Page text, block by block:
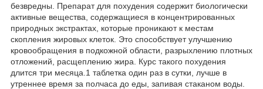
безвредны. Препарат для похудения содержит биологически
активные вещества, содержащиеся в концентрированных
природных экстрактах, которые проникают к местам
скопления жировых клеток. Это способствует улучшению
кровообращения в подкожной области, разрыхлению плотных
отложений, расщеплению жира. Курс такого похудения
длится три месяца.1 таблетка один раз в сутки, лучше в
утреннее время за полчаса до еды, запивая стаканом воды.